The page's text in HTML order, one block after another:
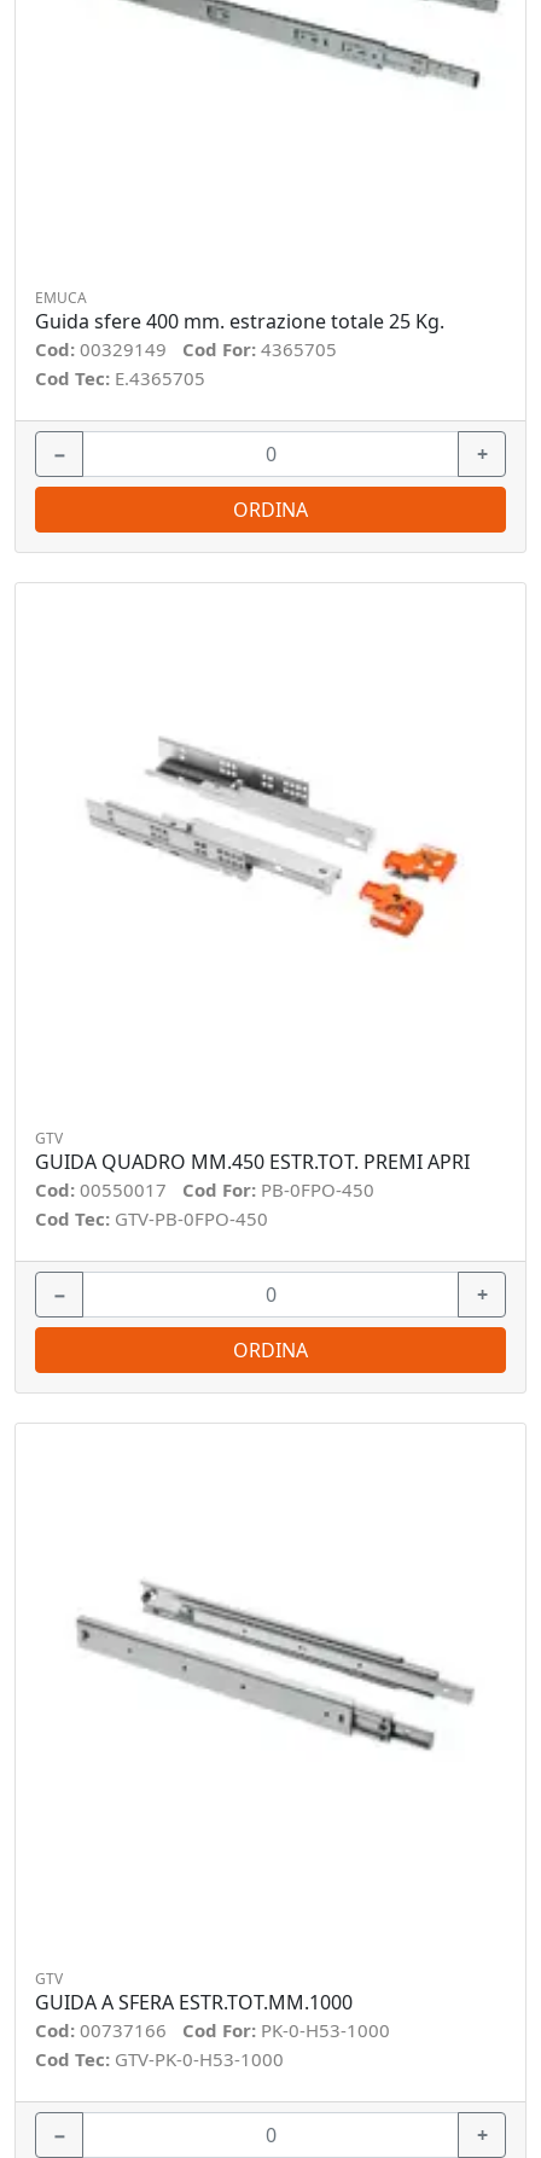
EMUCA
Guida sfere 400 mm. estrazione totale 25 Kg.
Cod: 00329149 Cod For: 4365705
Cod Tec: E.4365705
− +
ORDINA
GTV
GUIDA QUADRO MM.450 ESTR.TOT. PREMI APRI
Cod: 00550017 Cod For: PB-0FPO-450
Cod Tec: GTV-PB-0FPO-450
− +
ORDINA
GTV
GUIDA A SFERA ESTR.TOT.MM.1000
Cod: 00737166 Cod For: PK-0-H53-1000
Cod Tec: GTV-PK-0-H53-1000
− +